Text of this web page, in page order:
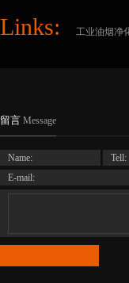
Links: 工业油烟净
留言 Message
Name:
Tell:
E-mail: